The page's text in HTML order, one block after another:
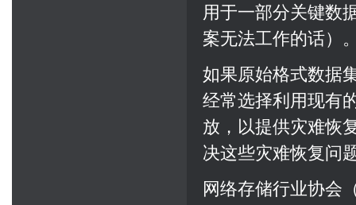
用于一部分关键数
案无法工作的话）
如果原始格式数据
经常选择利用现有
放，以提供灾难恢
决这些灾难恢复问
网络存储行业协会